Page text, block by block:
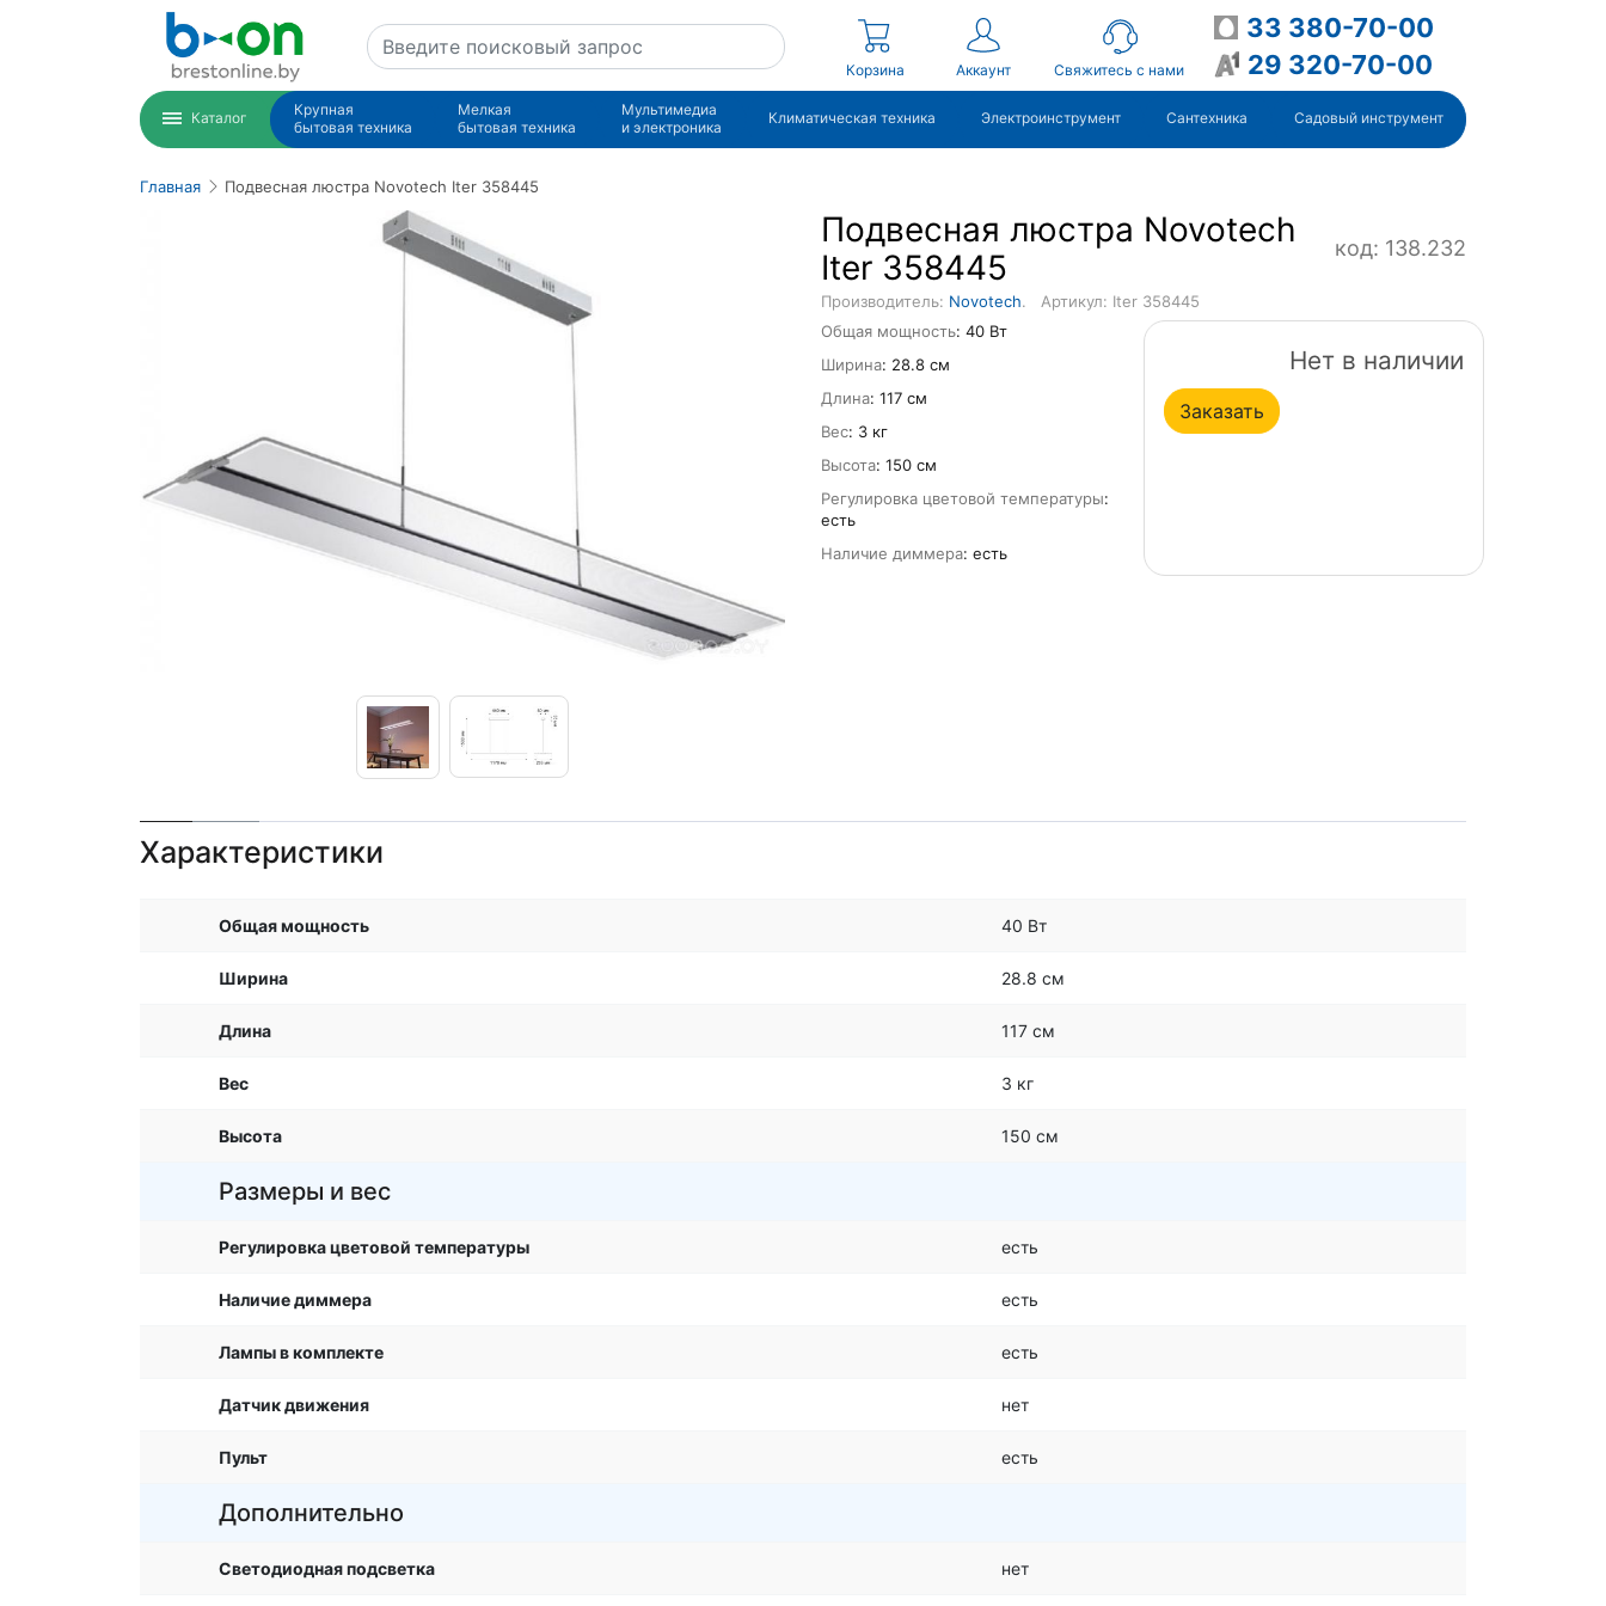
Корзина Аккаунт Свяжитесь с нами
33 380-70-00
29 320-70-00
Каталог
Крупная
бытовая техника
Мелкая
бытовая техника
Мультимедиа
и электроника
Климатическая техника Электроинструмент Сантехника Садовый инструмент
Главная Подвесная люстра Novotech Iter 358445
Подвесная люстра Novotech
Iter 358445
код: 138.232
Производитель: Novotech.
Артикул: Iter 358445
Общая мощность: 40 Вт
Ширина: 28.8 см
Длина: 117 см
Вес: 3 кг
Высота: 150 см
Регулировка цветовой температуры:
есть
Наличие диммера: есть
Нет в наличии
Заказать
Характеристики
Общая мощность 40 Вт
Ширина 28.8 см
Длина 117 см
Вес 3 кг
Высота 150 см
Размеры и вес
Регулировка цветовой температуры есть
Наличие диммера есть
Лампы в комплекте есть
Датчик движения нет
Пульт есть
Дополнительно
Светодиодная подсветка нет